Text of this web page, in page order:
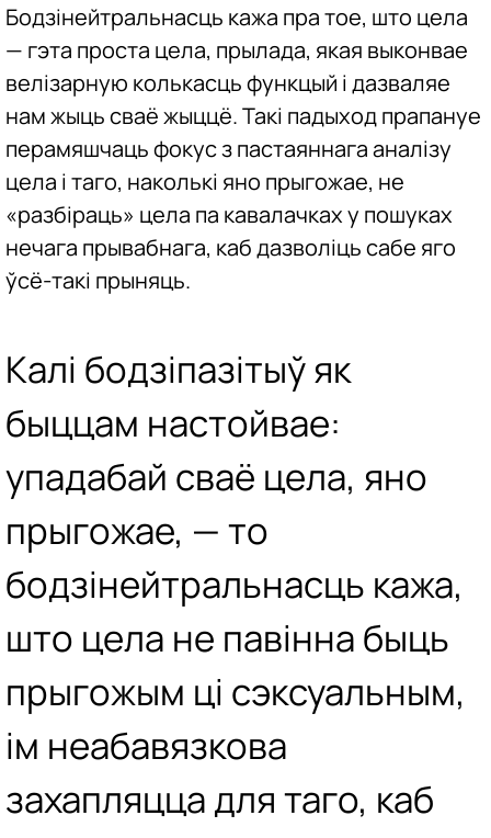
Бодзінейтральнасць кажа пра тое, што цела
— гэта проста цела, прылада, якая выконвае
велізарную колькасць функцый і дазваляе
нам жыць сваё жыццё. Такі падыход прапануе
перамяшчаць фокус з пастаяннага аналізу
цела і таго, наколькі яно прыгожае, не
«разбіраць» цела па кавалачках у пошуках
нечага прывабнага, каб дазволіць сабе яго
ўсё-такі прыняць.
Калі бодзіпазітыў як
быццам настойвае:
упадабай сваё цела, яно
прыгожае, — то
бодзінейтральнасць кажа,
што цела не павінна быць
прыгожым ці сэксуальным,
ім неабавязкова
захапляцца для таго, каб